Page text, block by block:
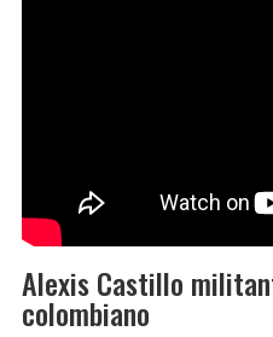
Alexis Castillo
colombiano